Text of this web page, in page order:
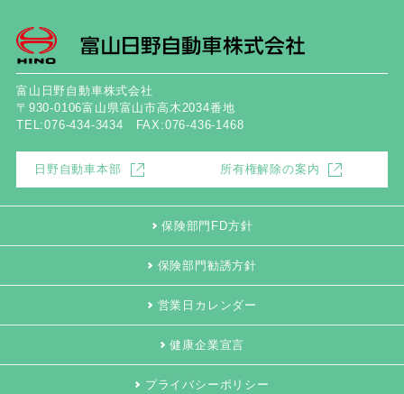
富山日野自動車株式会社
〒930-0106富山県富山市高木2034番地
TEL:076-434-3434 FAX:076-436-1468
日野自動車本部 所有権解除の案内
保険部門FD方針
保険部門勧誘方針
営業日カレンダー
健康企業宣言
プライバシーポリシー